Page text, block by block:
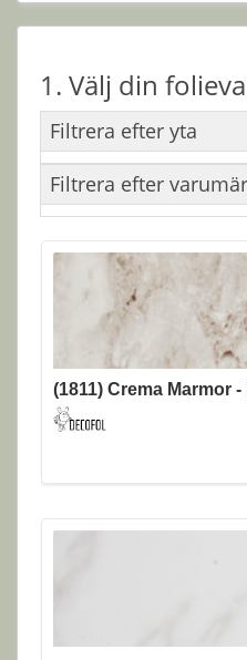
1. Välj din
Filtrera efter yta
Filtrera efter
(1811) Crema Marmor -